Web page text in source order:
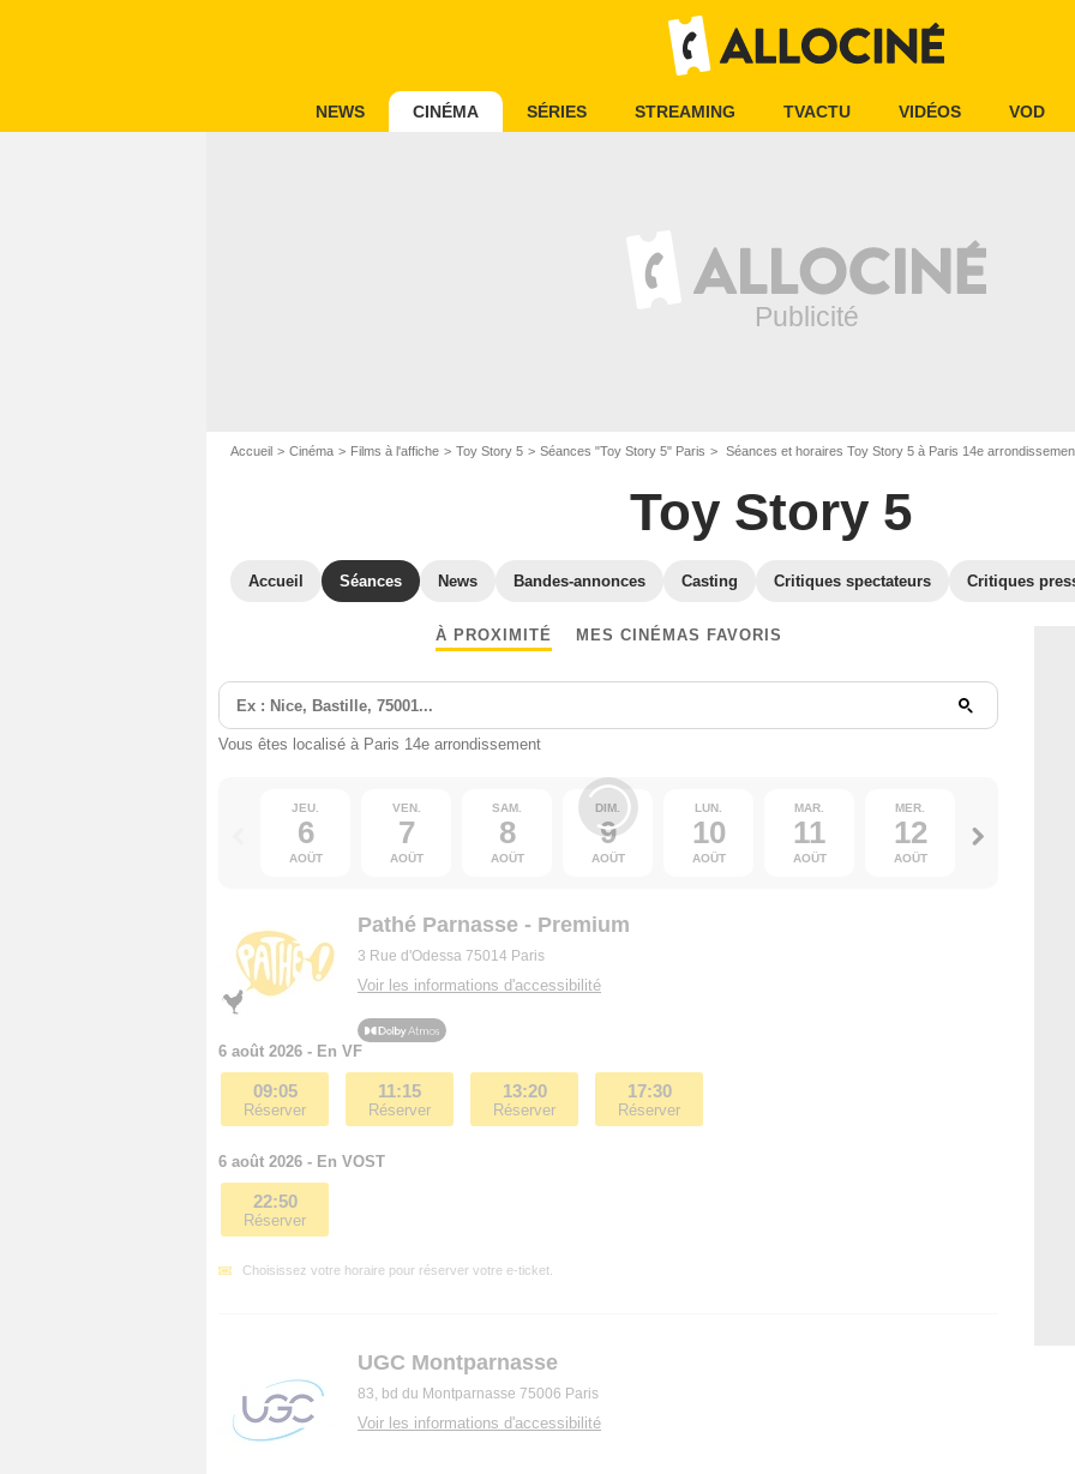
NEWS CINÉMA SÉRIES STREAMING TVACTU VIDÉOS VOD
Accueil Cinéma Films à l'affiche Toy Story 5 Séances "Toy Story 5" Paris Séances et horaires Toy Story 5 à Paris 14e
Toy Story 5
Accueil Séances News Bandes-annonces Casting Critiques spectateurs Critiques
À PROXIMITÉ MES CINÉMAS FAVORIS
Vous êtes localisé à Paris 14e arrondissement
JEU.
6
AOÛT
VEN.
7
AOÛT
SAM.
8
AOÛT
DIM.
9
AOÛT
LUN.
10
AOÛT
MAR.
11
AOÛT
MER.
12
AOÛT
Pathé Parnasse - Premium
3 Rue d'Odessa 75014 Paris
Voir les informations d'accessibilité
6 août 2026 - En VF
09:05
Réserver
11:15
Réserver
13:20
Réserver
17:30
Réserver
6 août 2026 - En VOST
22:50
Réserver
Choisissez votre horaire pour réserver votre e-ticket.
UGC Montparnasse
83, bd du Montparnasse 75006 Paris
Voir les informations d'accessibilité